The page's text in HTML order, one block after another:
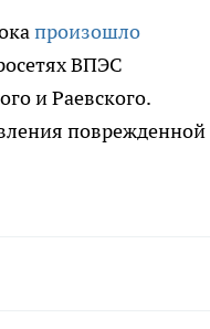
произошло
ВПЭС
и Раевского.
поврежденной